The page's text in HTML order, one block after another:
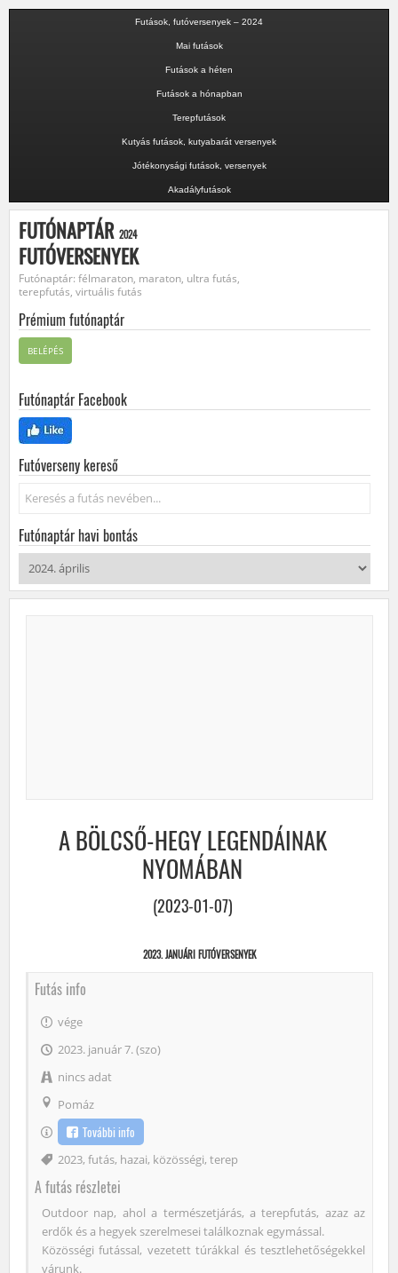
Futások, futóversenyek – 2024
Mai futások
Futások a héten
Futások a hónapban
Terepfutások
Kutyás futások, kutyabarát versenyek
Jótékonysági futások, versenyek
Akadályfutások
FUTÓNAPTÁR 2024
FUTÓVERSENYEK
Futónaptár: félmaraton, maraton, ultra futás,
terepfutás, virtuális futás
Prémium futónaptár
BELÉPÉS
Futónaptár Facebook
Futóverseny kereső
Keresés...
Futónaptár havi bontás
A BÖLCSŐ-HEGY LEGENDÁINAK
NYOMÁBAN
(2023-01-07)
2023. JANUÁRI FUTÓVERSENYEK
Futás info
vége
2023. január 7. (szo)
nincs adat
Pomáz
További info
Címke
2023, futás, hazai, közösségi, terep
A futás részletei
Outdoor nap, ahol a természetjárás, a terepfutás, azaz az
erdők és a hegyek szerelmesei találkoznak egymással.
Közösségi futással, vezetett túrákkal és tesztlehetőségekkel
várunk.